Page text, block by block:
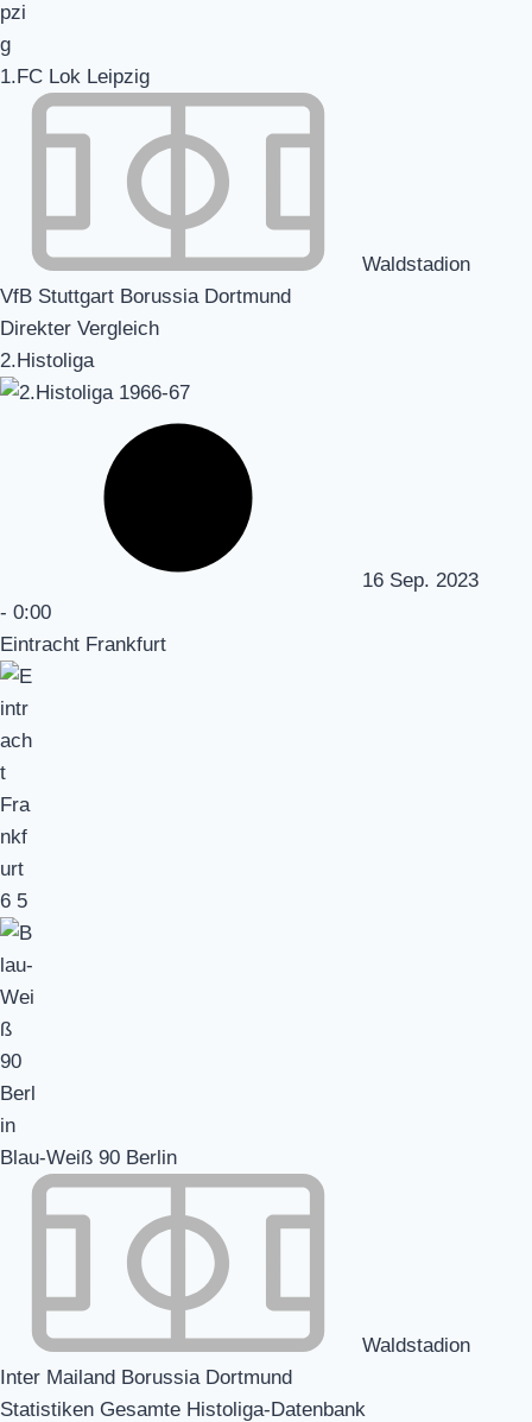
1.FC Lok Leipzig
Waldstadion
VfB Stuttgart Borussia Dortmund
Direkter Vergleich
2.Histoliga
16 Sep. 2023
- 0:00
Eintracht Frankfurt
6 5
Blau-Weiß 90 Berlin
Waldstadion
Inter Mailand Borussia Dortmund
Statistiken Gesamte Histoliga-Datenbank